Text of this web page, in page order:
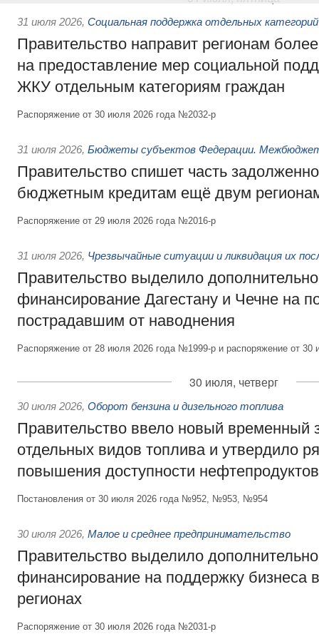
31 июля 2026, Социальная поддержка отдельных
Правительство направит регионам
на предоставление мер социальной
ЖКУ отдельным категориям граждан
Распоряжение от 30 июля 2026 года №2032-р
31 июля 2026, Бюджеты субъектов Федерации.
Правительство спишет часть
бюджетным кредитам ещё двум
Распоряжение от 29 июля 2026 года №2016-р
31 июля 2026, Чрезвычайные ситуации и ликвидация их
Правительство выделило
финансирование Дагестану и Чечне на
пострадавшим от наводнения
Распоряжение от 28 июля 2026 года №1999-р и распоряжение от
30 июля, четверг
30 июля 2026, Оборот бензина и дизельного топлива
Правительство ввело новый временный
отдельных видов топлива и утвердило
повышения доступности нефтепродуктов
Постановления от 30 июля 2026 года №952, №953, №954
30 июля 2026, Малое и среднее предпринимательство
Правительство выделило
финансирование на поддержку бизнеса
регионах
Распоряжение от 30 июля 2026 года №2031-р